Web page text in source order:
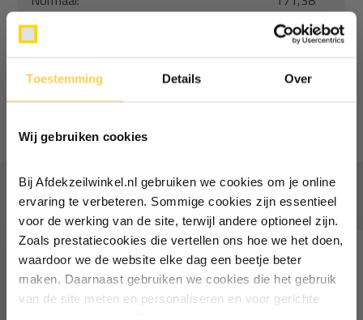
Toestemming Details Over
Wij gebruiken cookies
Bij Afdekzeilwinkel.nl gebruiken we cookies om je online
ervaring te verbeteren. Sommige cookies zijn essentieel
voor de werking van de site, terwijl andere optioneel zijn.
Zoals prestatiecookies die vertellen ons hoe we het doen,
waardoor we de website elke dag een beetje beter
maken. Daarnaast gebruiken we cookies die het gebruik
van de site meten en personaliseren en voor gerichte
Je bespaart
22,98
Combideal:
148,40
Vaak samen gekocht
Ontvang €5,- korting!
Schrijf je in voor de nieuwsbrief en
Vul je e-mailadres in‍⁪⁪
Particulier Zakelijk
Inschrijven